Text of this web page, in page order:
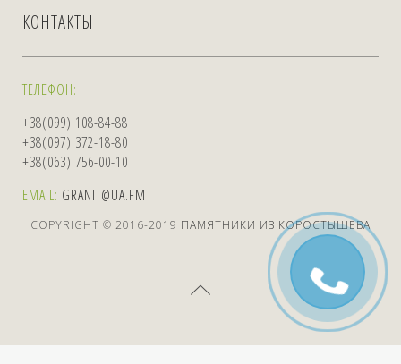
КОНТАКТЫ
ТЕЛЕФОН:
+38(099) 108-84-88
+38(097) 372-18-80
+38(063) 756-00-10
EMAIL: GRANIT@UA.FM
COPYRIGHT © 2016-2019 ПАМЯТНИКИ ИЗ КОРОСТЫШЕВА